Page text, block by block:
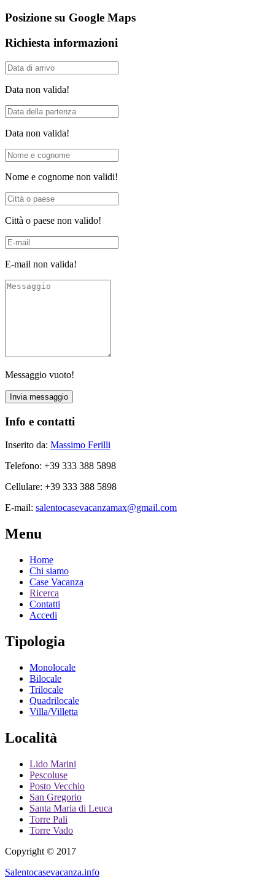
Posizione su Google Maps
Richiesta informazioni
Data non valida!
Data non valida!
Nome e cognome non validi!
Città o paese non valido!
E-mail non valida!
Messaggio vuoto!
Info e contatti
Inserito da: Massimo Ferilli
Telefono: +39 333 388 5898
Cellulare: +39 333 388 5898
E-mail: salentocasevacanzamax@gmail.com
Menu
Home
Chi siamo
Case Vacanza
Ricerca
Contatti
Accedi
Tipologia
Monolocale
Bilocale
Trilocale
Quadrilocale
Villa/Villetta
Località
Lido Marini
Pescoluse
Posto Vecchio
San Gregorio
Santa Maria di Leuca
Torre Pali
Torre Vado
Copyright © 2017
Salentocasevacanza.info